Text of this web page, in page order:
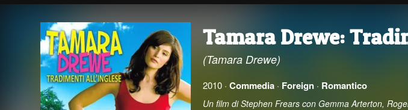
Tamara Drewe:
(Tamara Drewe)
2010 · Commedia · Foreign · Romantico
Un film di Stephen Frears con Gemma Arterton,